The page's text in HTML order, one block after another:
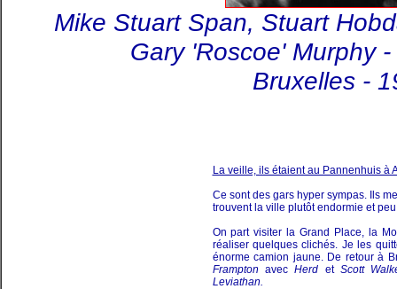
Mike Stuart Span, Stuart
Gary 'Roscoe' Murphy
Bruxelles -
La veille, ils étaient au Pannenhuis à
Ce sont des gars hyper sympas. Ils
trouvent la ville plutôt endormie et
On part visiter la Grand Place, la
réaliser quelques clichés. Je les
énorme camion jaune. De retour à
Frampton avecHerd etScott
Leviathan.